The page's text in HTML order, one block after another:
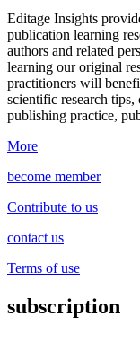
Editage Insights
publication learning
authors and related
learning our original
practitioners will
scientific research
publishing practice,
More
become member
Contribute to us
contact us
Terms of use
subscription